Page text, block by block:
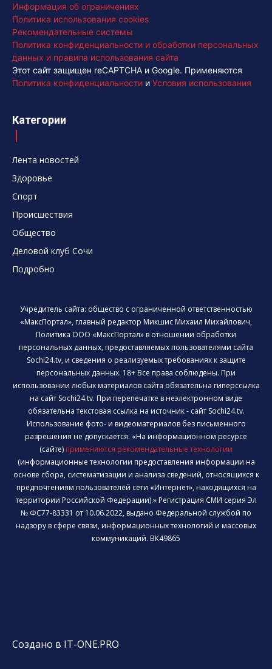
Информация об ограничениях
Политика использования cookies
Рекомендательные системы
Политика конфиденциальности и обработки персональных
данных и правила использования сайта
Этот сайт защищен reCAPTCHA и Google. Применяются
Политика конфиденциальности и Условия использования
Категории
Лента новостей
Здоровье
Спорт
Происшествия
Общество
Деловой клуб Сочи
Подробно
Учредитель сайта: общество с ограниченной ответственностью
«МаксПортал», главный редактор Микшис Михаил Михайлович,
Политика ООО «МаксПортал» в отношении обработки
персональных данных, предоставляемых пользователями сайта
Sochi24.tv, и сведения о реализуемых требованиях к защите
персональных данных. 18+ Все права соблюдены. При
использовании любых материалов сайта обязательна гиперссылка
на сайт Sochi24.tv. При перепечатке в неэлектронном виде
обязательна текстовая ссылка на источник - сайт Sochi24.tv.
Использование фото- и видеоматериалов без письменного
разрешения не допускается. «На информационном ресурсе
(сайте) применяются рекомендательные технологии
(информационные технологии предоставления информации на
основе сбора, систематизации и анализа сведений, относящихся к
предпочтениям пользователей сети «Интернет», находящихся на
территории Российской Федерации).» Регистрация СМИ серия Эл
№ ФС77-83331 от 10.06.2022, выдано Федеральной службой по
надзору в сфере связи, информационных технологий и массовых
коммуникаций. ВК49865
Создано в IT-ONE.PRO